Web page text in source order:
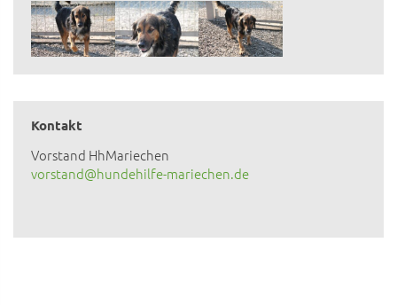
Kontakt
Vorstand HhMariechen
vorstand@hundehilfe-mariechen.de